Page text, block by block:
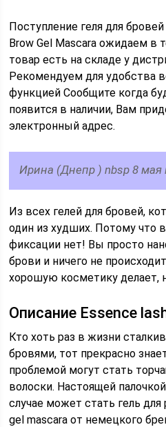
Поступление геля для
Brow Gel Mascara ожидаем в
товар есть на складе у
Рекомендуем для удобства
функцией Сообщите когда
появится в наличии, Вам
электронный адрес.
Ирина (Днепр ) nbsp 8 мая
Из всех гелей для бровей,
один из худших. Потому что
фиксации нет! Вы просто
брови и ничего не
хорошую косметику делает,
Описание Essence
Кто хоть раз в жизни
бровями, тот прекрасно
проблемой могут стать
волоски. Настоящей
случае может стать гель
gel mascara от немецкого